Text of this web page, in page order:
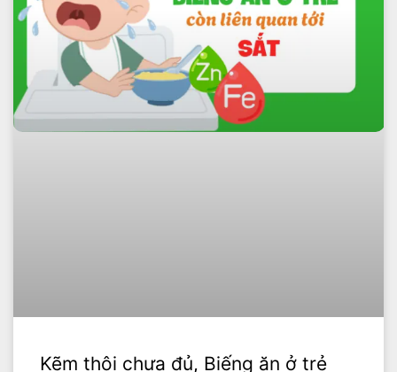
Kẽm thôi chưa đủ, Biếng ăn ở trẻ